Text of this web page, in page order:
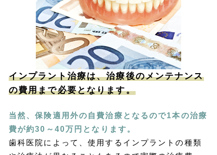
インプラント治療は、治療後のメンテナンス
の費用まで必要となります。
当然、保険適用外の自費治療となるので1本の治療
費が約30～40万円となります。
歯科医院によって、使用するインプラントの種類